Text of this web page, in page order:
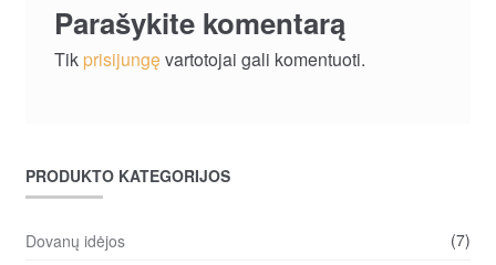
Parašykite komentarą
Tik prisijungęvartotojai gali komentuoti.
PRODUKTO KATEGORIJOS
Dovanų idėjos
(7)